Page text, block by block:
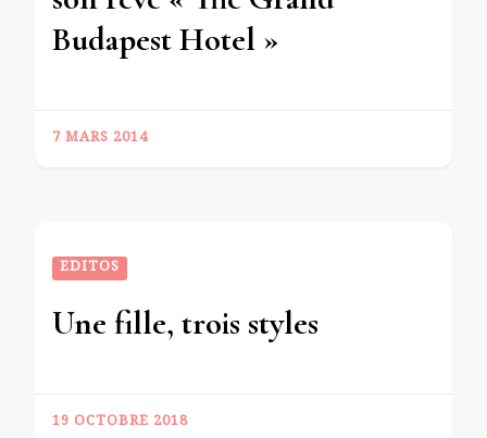
Budapest Hotel »
7 MARS 2014
EDITOS
Une fille, trois styles
19 OCTOBRE 2018